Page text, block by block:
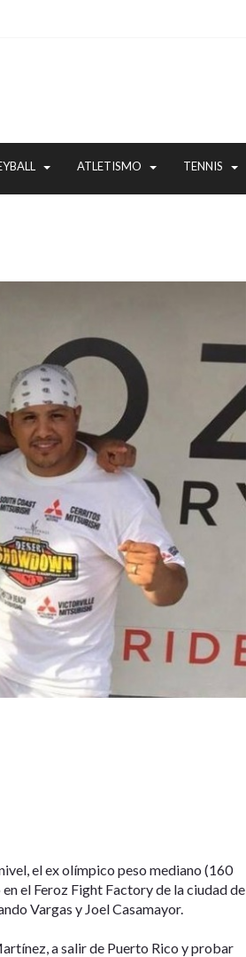
ATLETISMO TENNIS
el ex olímpico peso mediano (160
el Feroz Fight Factory de la ciudad de
Vargas y Joel Casamayor.
a salir de Puerto Rico y probar